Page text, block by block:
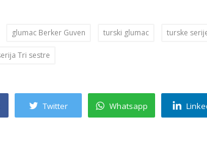
glumac Berker Guven turski glumac turske
Tri sestre
Twitter Whatsapp